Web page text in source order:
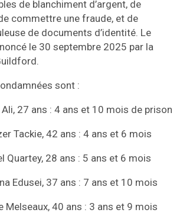
de blanchiment d’argent, de
commettre une fraude, et de
de documents d’identité. Le
le 30 septembre 2025 par la
sont :
ans : 4 ans et 10 mois de prison
42 ans : 4 ans et 6 mois
28 ans : 5 ans et 6 mois
37 ans : 7 ans et 10 mois
40 ans : 3 ans et 9 mois